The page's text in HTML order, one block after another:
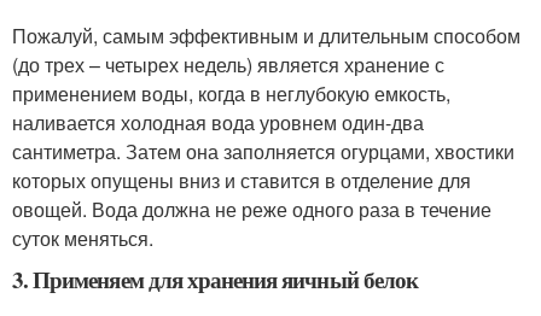
Пожалуй, самым эффективным и длительным способом
(до трех – четырех недель) является хранение с
применением воды, когда в неглубокую емкость,
наливается холодная вода уровнем один-два
сантиметра. Затем она заполняется огурцами, хвостики
которых опущены вниз и ставится в отделение для
овощей. Вода должна не реже одного раза в течение
суток меняться.
3. Применяем для хранения яичный белок